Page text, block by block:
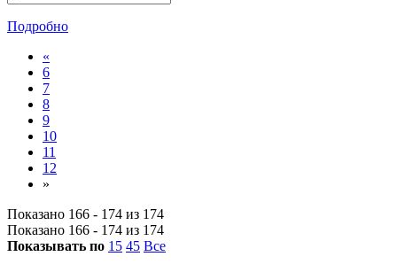
Подробно
«
6
7
8
9
10
11
12
»
Показано 166 - 174 из 174
Показано 166 - 174 из 174
Показывать по 15 45 Все